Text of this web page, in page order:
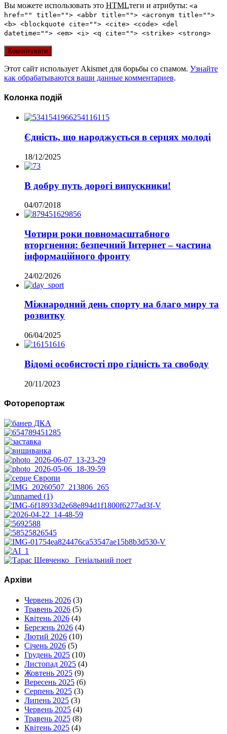
Вы можете использовать это HTMLтеги и атрибуты: <a
href="" title=""> <abbr title=""> <acronym title="">
<b> <blockquote cite=""> <cite> <code> <del
datetime=""> <em> <i> <q cite=""> <strike> <strong>
Этот сайт использует Akismet для борьбы со спамом. Узнайте
как обрабатываются ваши данные комментариев.
Колонка подій
Єдність, що народжується в серцях молоді
18/12/2025
В добру путь дорогі випускники!
04/07/2018
Чотири роки повномасштабного
вторгнення: безпечний Інтернет – частина
інформаційного фронту
24/02/2026
Міжнародний день спорту на благо миру та
розвитку
06/04/2025
Відомі особистості про гідність та свободу
20/11/2023
Фоторепортаж
Архіви
Червень 2026 (3)
Травень 2026 (5)
Квітень 2026 (4)
Березень 2026 (4)
Лютий 2026 (10)
Січень 2026 (5)
Грудень 2025 (10)
Листопад 2025 (4)
Жовтень 2025 (9)
Вересень 2025 (6)
Серпень 2025 (3)
Липень 2025 (3)
Червень 2025 (4)
Травень 2025 (8)
Квітень 2025 (4)